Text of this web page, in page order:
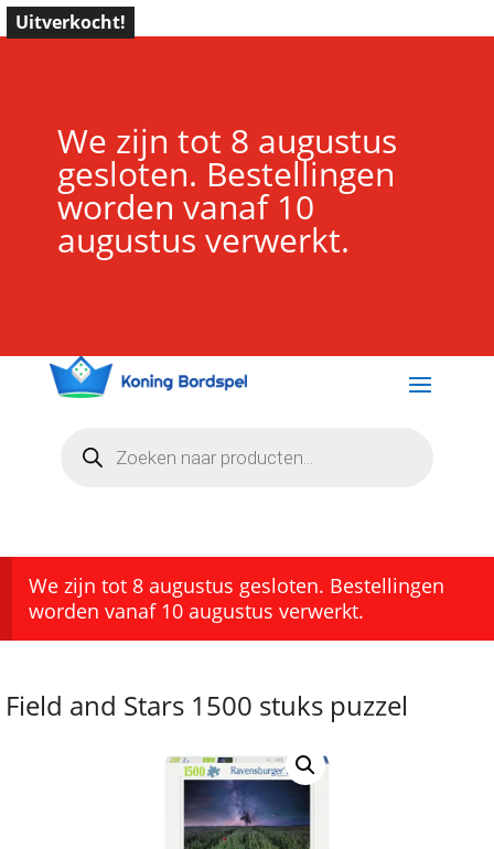
We zijn tot 8 augustus
gesloten. Bestellingen
worden vanaf 10
augustus verwerkt.
zoeken
We zijn tot 8 augustus gesloten. Bestellingen
worden vanaf 10 augustus verwerkt.
Uitverkocht!
Field and Stars 1500 stuks puzzel